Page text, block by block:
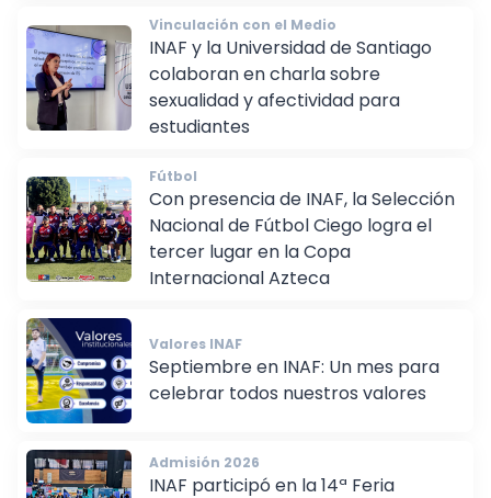
Vinculación con el Medio
INAF y la Universidad de Santiago
colaboran en charla sobre
sexualidad y afectividad para
Fútbol
Con presencia de INAF, la Selección
Nacional de Fútbol Ciego logra el
tercer lugar en la Copa
Valores INAF
Septiembre en INAF: Un mes para
Admisión 2026